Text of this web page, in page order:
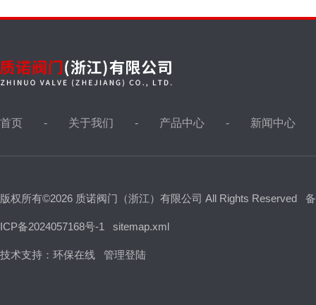
首页 关于我们 产品中心 新闻中心
版权所有©2026 质诺阀门（浙江）有限公司 All Rights Reserved
ICP备2024057168号-1 sitemap.xml
技术支持： 环保在线 管理登陆